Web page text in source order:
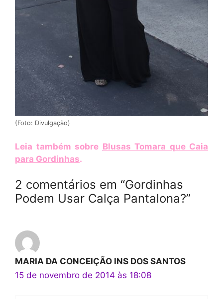
(Foto: Divulgação)
Leia também sobre Blusas Tomara que Caia
para Gordinhas.
2 comentários em “Gordinhas
Podem Usar Calça Pantalona?”
MARIA DA CONCEIÇÃO INS DOS SANTOS
15 de novembro de 2014 às 18:08